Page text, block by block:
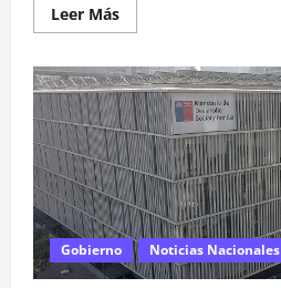
Leer MásLeer
más
«No
vamos
a
aceptar
irregularidades»:
Gobierno
reacciona
a
negativa
de
devolución
de
Democracia
Viva
Gobierno Noticias Nacionales